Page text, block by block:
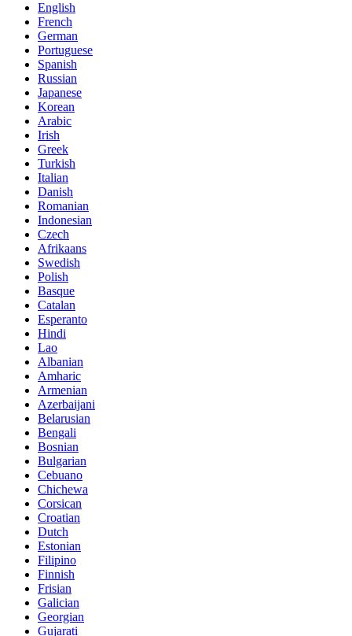
English
French
German
Portuguese
Spanish
Russian
Japanese
Korean
Arabic
Irish
Greek
Turkish
Italian
Danish
Romanian
Indonesian
Czech
Afrikaans
Swedish
Polish
Basque
Catalan
Esperanto
Hindi
Lao
Albanian
Amharic
Armenian
Azerbaijani
Belarusian
Bengali
Bosnian
Bulgarian
Cebuano
Chichewa
Corsican
Croatian
Dutch
Estonian
Filipino
Finnish
Frisian
Galician
Georgian
Gujarati